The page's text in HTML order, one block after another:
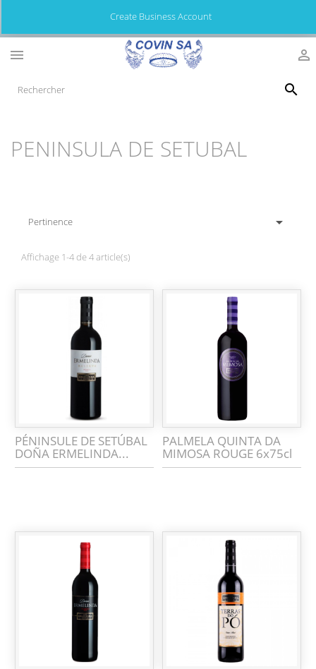
Create Business Account
 

PENINSULA DE SETUBAL
Pertinence 
Affichage 1-4 de 4 article(s)
PÉNINSULE DE SETÚBAL
DOÑA ERMELINDA...
PALMELA QUINTA DA
MIMOSA ROUGE 6x75cl